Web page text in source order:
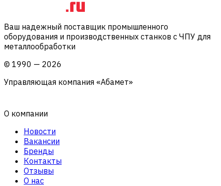
Ваш надежный поставщик промышленного
оборудования и производственных станков с ЧПУ для
металлообработки
© 1990 — 2026
Управляющая компания «Абамет»
О компании
Новости
Вакансии
Бренды
Контакты
Отзывы
О нас